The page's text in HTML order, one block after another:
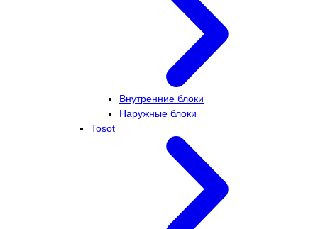
Внутренние блоки
Наружные блоки
Tosot